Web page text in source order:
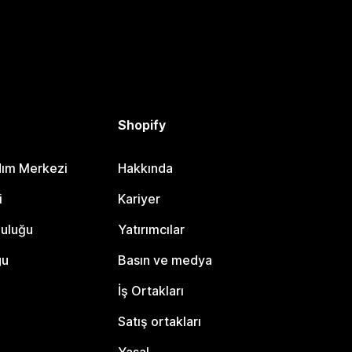
Merkezi
Shopify
Hakkında
Kariyer
Yatırımcılar
Basın ve medya
İş Ortakları
Satış ortakları